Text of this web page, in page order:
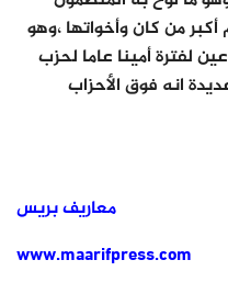
أكبر من كان وأخواتها ،وهو
لفترة أمينا عاما لحزب
انه فوق الأحزاب
معاريف بريس
www.maarifpress.com